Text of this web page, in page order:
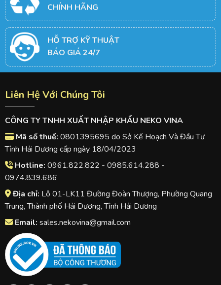
CHÍNH HÃNG
HỖ TRỢ KỸ THUẬT
BÁO GIÁ 24/7
Liên Hệ Với Chúng Tôi
CÔNG TY TNHH XUẤT NHẬP KHẨU NEKO VINA
Mã số thuế: 0801395695 do Sở Kế Hoạch Và Đầu Tư
Tỉnh Hải Dương cấp ngày 18/04/2023
Hotline: 0961.822.822 - 0985.614.288 -
0974.839.686
Địa chỉ: Lô 01-LK11 Đường Đoàn Thượng, Phường Quang
Trung, Thành phố Hải Dương, Tỉnh Hải Dương
Email: sales.nekovina@gmail.com